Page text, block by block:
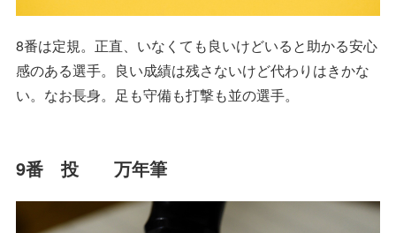
8番は定規。正直、いなくても良いけどいると助かる安心
感のある選手。良い成績は残さないけど代わりはきかな
い。なお長身。足も守備も打撃も並の選手。
9番 投 万年筆